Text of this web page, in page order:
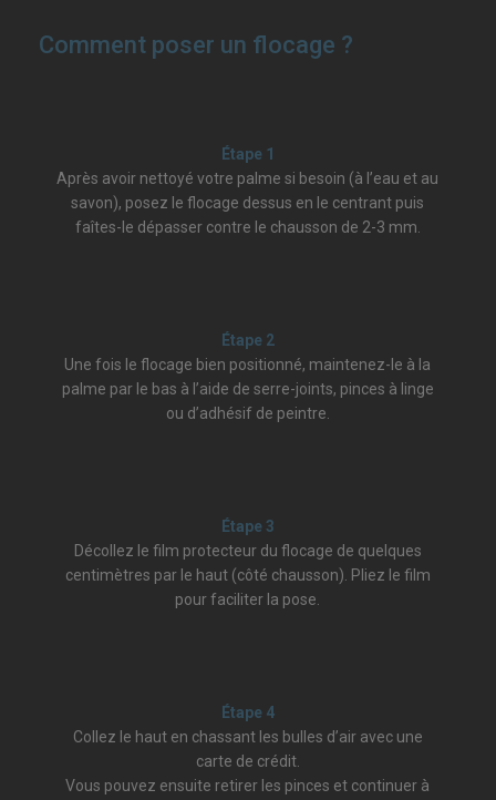
Comment poser un flocage ?
Étape 1
Après avoir nettoyé votre palme si besoin (à l’eau et au
savon), posez le flocage dessus en le centrant puis
faîtes-le dépasser contre le chausson de 2-3 mm.
Étape 2
Une fois le flocage bien positionné, maintenez-le à la
palme par le bas à l’aide de serre-joints, pinces à linge
ou d’adhésif de peintre.
Étape 3
Décollez le film protecteur du flocage de quelques
centimètres par le haut (côté chausson). Pliez le film
pour faciliter la pose.
Étape 4
Collez le haut en chassant les bulles d’air avec une
carte de crédit.
Vous pouvez ensuite retirer les pinces et continuer à